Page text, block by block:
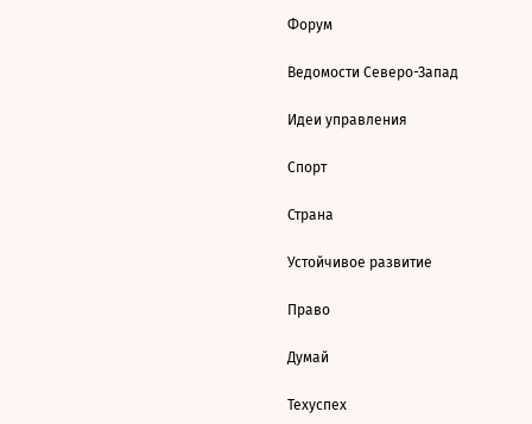
Форум
Ведомости Северо-Запад
Идеи управления
Спорт
Страна
Устойчивое развитие
Право
Думай
Техуспех